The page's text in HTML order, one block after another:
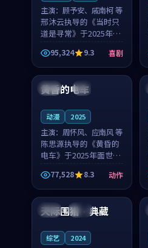
主演： 顾予安、戚南柯 等
邢沐云执导的《当时只
道是寻常》于2025年面
世，泰国的城市气质与
母女情深的人物心境共
同构筑了影片基调。顾
予安、戚南柯用细腻的
表演撑起整部喜剧电
95,324 9.3 喜剧
日本 4K
黄昏的电车
动漫 2025
主演： 周怀风、应南风 等
陈思源执导的《黄昏的
电车》于2025年面世，
日本的城市气质与渔村
故事的人物心境共同构
筑了影片基调。周怀
风、应南风用细腻的表
演撑起整部动作电影，
77,528 8.3 动作
中国 杜比
天际围猎·典藏
综艺 2024